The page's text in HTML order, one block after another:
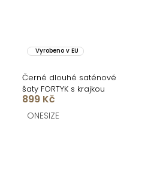
Vyrobeno v EU
Černé dlouhé saténové
šaty FORTYK s krajkou
899 Kč
ONESIZE